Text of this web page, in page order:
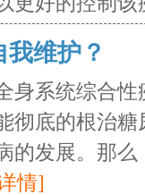
维护？
身系统综合
彻底的根治
的发展。那
情]